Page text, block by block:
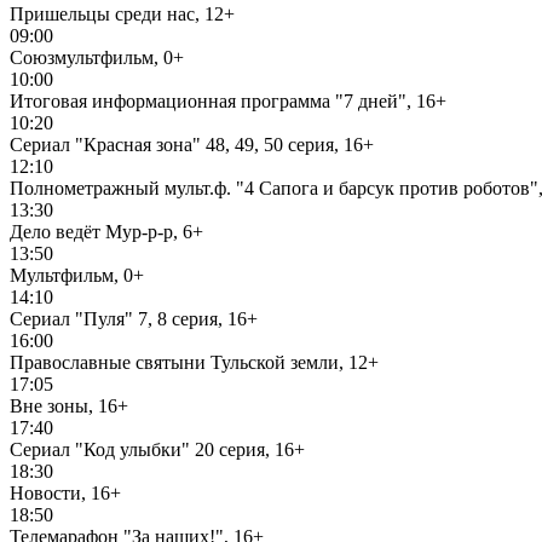
Пришельцы среди нас, 12+
09:00
Союзмультфильм, 0+
10:00
Итоговая информационная программа "7 дней", 16+
10:20
Сериал "Красная зона" 48, 49, 50 серия, 16+
12:10
Полнометражный мульт.ф. "4 Сапога и барсук против
13:30
Дело ведёт Мур-р-р, 6+
13:50
Мультфильм, 0+
14:10
Сериал "Пуля" 7, 8 серия, 16+
16:00
Православные святыни Тульской земли, 12+
17:05
Вне зоны, 16+
17:40
Сериал "Код улыбки" 20 серия, 16+
18:30
Новости, 16+
18:50
Телемарафон "За наших!", 16+